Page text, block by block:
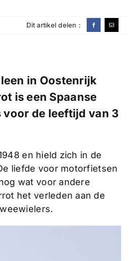
Dit artikel delen :
in Oostenrijk
is een Spaanse
de leeftijd van 3
en hield zich in de
liefde voor motorfietsen
wat voor andere
het verleden aan de